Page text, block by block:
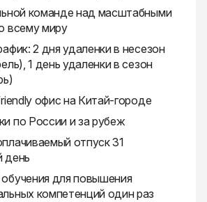
команде над масштабными
всему миру
2 дня удаленки в несезон
1 день удаленки в сезон
офис на Китай-городе
по России и за рубеж
отпуск 31
день
для повышения
компетенций один раз